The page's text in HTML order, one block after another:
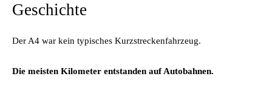
Geschichte
Der A4 war kein typisches Kurzstreckenfahrzeug.
Die meisten Kilometer entstanden auf Autobahnen.